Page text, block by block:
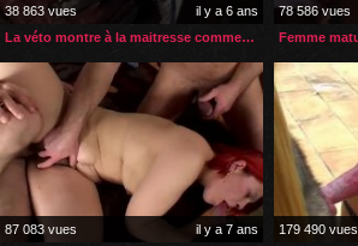
38 863 vues
il y a 6 ans
La véto montre à la maitresse comment soulager son chien
78 586 vues
87 083 vues
il y a 7 ans
179 490 vues